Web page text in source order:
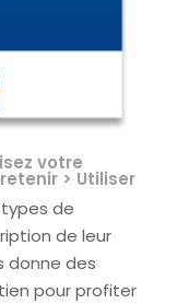
votre
> Utiliser
de
de leur
donne des
pour profiter